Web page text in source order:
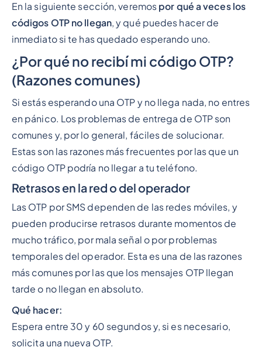
En la siguiente sección, veremos por qué a veces los
códigos OTP no llegan, y qué puedes hacer de
inmediato si te has quedado esperando uno.
¿Por qué no recibí mi código OTP?
(Razones comunes)
Si estás esperando una OTP y no llega nada, no entres
en pánico. Los problemas de entrega de OTP son
comunes y, por lo general, fáciles de solucionar.
Estas son las razones más frecuentes por las que un
código OTP podría no llegar a tu teléfono.
Retrasos en la red o del operador
Las OTP por SMS dependen de las redes móviles, y
pueden producirse retrasos durante momentos de
mucho tráfico, por mala señal o por problemas
temporales del operador. Esta es una de las razones
más comunes por las que los mensajes OTP llegan
tarde o no llegan en absoluto.
Qué hacer:
Espera entre 30 y 60 segundos y, si es necesario,
solicita una nueva OTP.